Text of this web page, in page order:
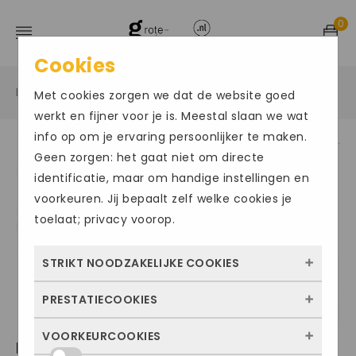
0
Home / Grote maten sportschoenen / Sneakers
NIKE TRAIN PRIME IRON
Cookies
Met cookies zorgen we dat de website goed
werkt en fijner voor je is. Meestal slaan we wat
info op om je ervaring persoonlijker te maken.
Geen zorgen: het gaat niet om directe
identificatie, maar om handige instellingen en
voorkeuren. Jij bepaalt zelf welke cookies je
toelaat; privacy voorop.
STRIKT NOODZAKELIJKE COOKIES
Deze cookies zorgen ervoor dat de website
kunnen niet worden uitgezet. Meestal
PRESTATIECOOKIES
Met deze cookies zien we hoe vaak onze
VOORKEURCOOKIES